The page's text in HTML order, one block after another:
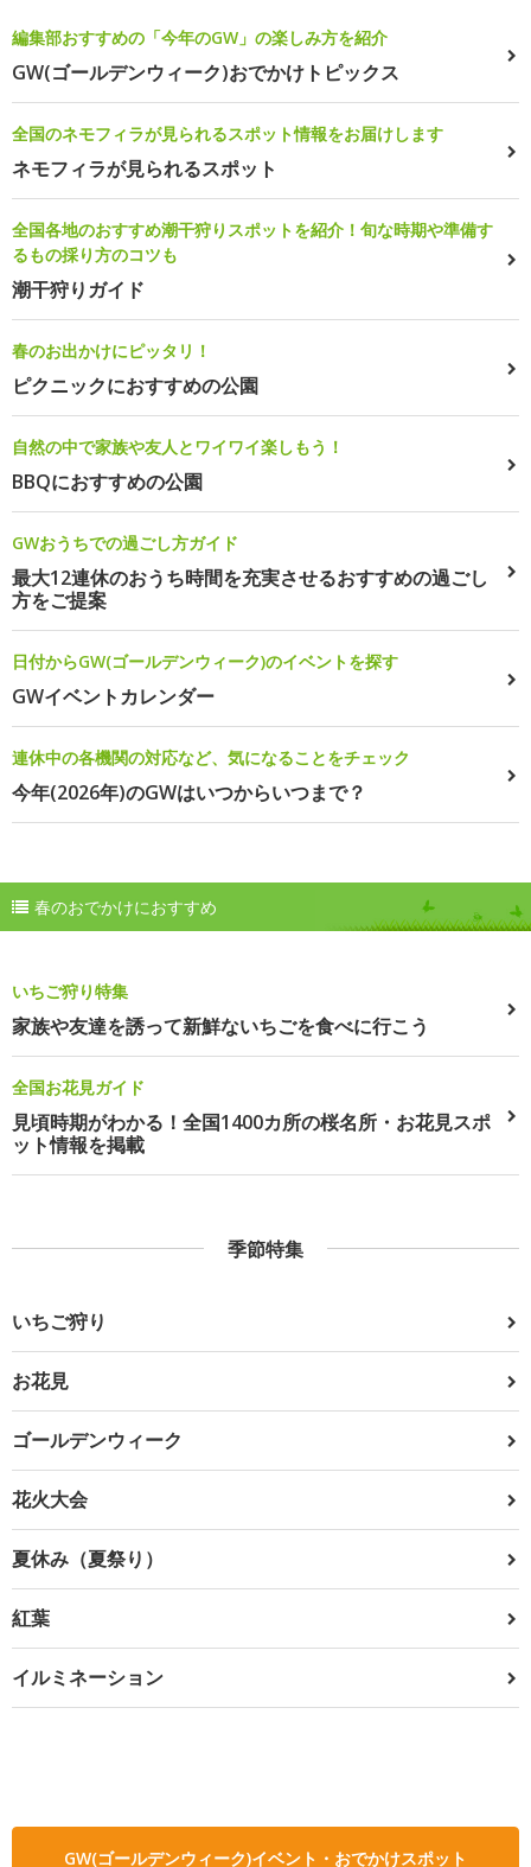
編集部おすすめの「今年のGW」の楽しみ方を紹介
GW(ゴールデンウィーク)おでかけトピックス
全国のネモフィラが見られるスポット情報をお届けします
ネモフィラが見られるスポット
全国各地のおすすめ潮干狩りスポットを紹介！旬な時期や準備す
るもの採り方のコツも
潮干狩りガイド
春のお出かけにピッタリ！
ピクニックにおすすめの公園
自然の中で家族や友人とワイワイ楽しもう！
BBQにおすすめの公園
GWおうちでの過ごし方ガイド
最大12連休のおうち時間を充実させるおすすめの過ごし
方をご提案
日付からGW(ゴールデンウィーク)のイベントを探す
GWイベントカレンダー
連休中の各機関の対応など、気になることをチェック
今年(2026年)のGWはいつからいつまで？
春のおでかけにおすすめ
いちご狩り特集
家族や友達を誘って新鮮ないちごを食べに行こう
全国お花見ガイド
見頃時期がわかる！全国1400カ所の桜名所・お花見スポ
ット情報を掲載
季節特集
いちご狩り
お花見
ゴールデンウィーク
花火大会
夏休み（夏祭り）
紅葉
イルミネーション
GW(ゴールデンウィーク)イベント・おでかけスポット